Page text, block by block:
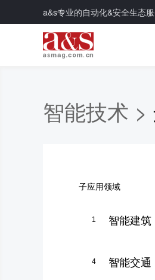
a&s专业的自动化&安全生态
智能技术 >
子应用领域
1 智能建筑
4 智能交通